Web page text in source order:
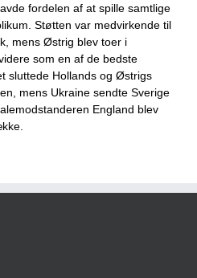
fordelen af at spille samtlige
Støtten var medvirkende til
mens Østrig blev toer i
som en af de bedste
sluttede Hollands og Østrigs
mens Ukraine sendte Sverige
England blev